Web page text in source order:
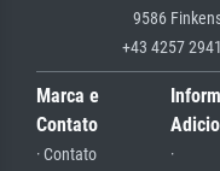
9586
+43 4257
Marca e
Contato
· Contato
·